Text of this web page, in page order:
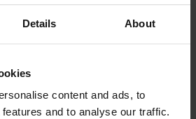
Details About
content and ads, to
and to analyse our traffic.
katoen en elastaan –
en onder strakke kleding
katoen, 6% elastaan – 190 GSM